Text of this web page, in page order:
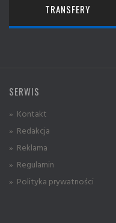
TRANSFERY
SERWIS
» Kontakt
» Redakcja
» Reklama
» Regulamin
» Polityka prywatności